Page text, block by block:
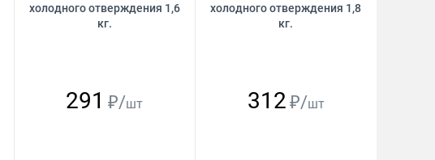
холодного отверждения 1,6
кг.
291 ₽/шт
холодного отверждения 1,8
кг.
312 ₽/шт